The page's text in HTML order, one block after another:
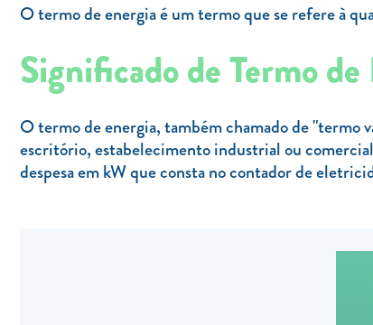
O termo de energia é um termo que se refere à
Significado de Termo de
O termo de energia, também chamado de "termo
escritório, estabelecimento industrial ou
despesa em kW que consta no contador de